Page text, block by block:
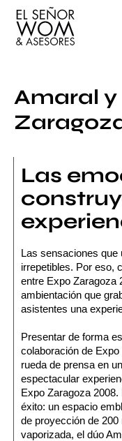
Amaral y
Las
Las sensaciones
irrepetibles. Por eso,
entre Expo Zaragoza
ambientación que
asistentes una
Presentar de forma
colaboración de Expo
rueda de prensa en
espectacular
Expo Zaragoza
éxito: un espacio
de proyección de 200
vaporizada, el dúo